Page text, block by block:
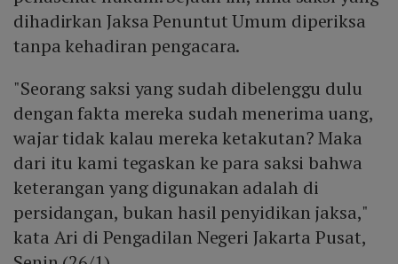
dihadirkan Jaksa Penuntut Umum diperiksa
tanpa kehadiran pengacara.
"Seorang saksi yang sudah dibelenggu dulu
dengan fakta mereka sudah menerima uang,
wajar tidak kalau mereka ketakutan? Maka
dari itu kami tegaskan ke para saksi bahwa
keterangan yang digunakan adalah di
persidangan, bukan hasil penyidikan jaksa,"
kata Ari di Pengadilan Negeri Jakarta Pusat,